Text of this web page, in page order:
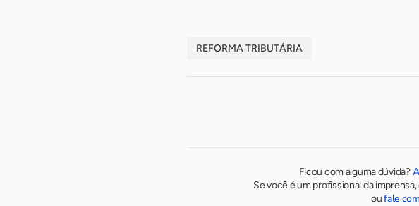
REFORMA TRIBUTÁRIA
Ficou com alguma dúvida?
Se você é um profissional da
oufale